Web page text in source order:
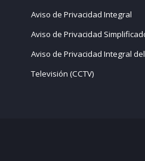
Aviso de Privacidad Integral
Aviso de Privacidad
Aviso de Privacidad Integral
Televisión (CCTV)